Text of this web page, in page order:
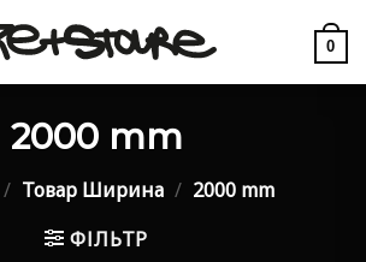
0
2000 mm
/ Товар Ширина / 2000 mm
ФІЛЬТР